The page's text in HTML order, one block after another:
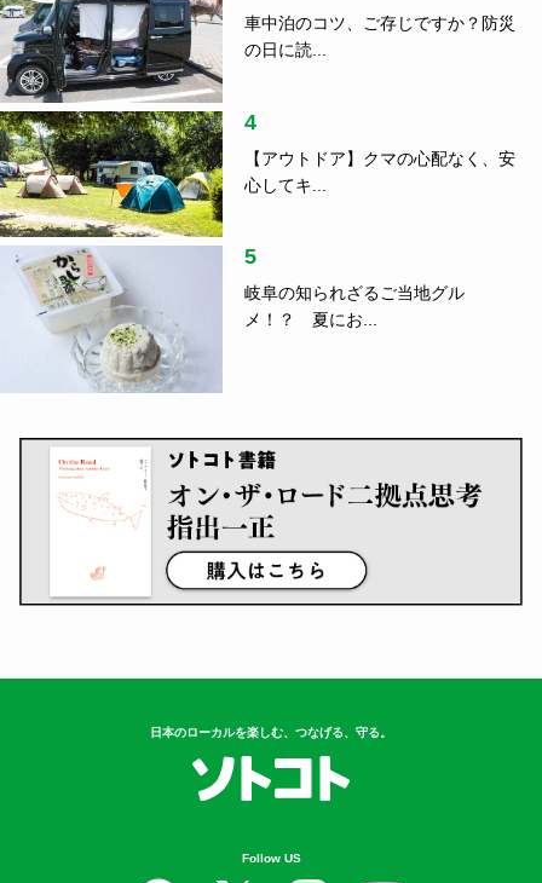
車中泊のコツ、ご存じですか？防災
の日に読...
4
【アウトドア】クマの心配なく、安
心してキ...
5
岐阜の知られざるご当地グル
メ！？ 夏にお...
日本のローカルを楽しむ、つなげる、守る。
Follow US